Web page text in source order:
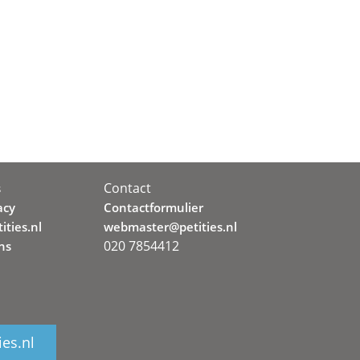
Contact
Contactformulier
webmaster@petities.nl
020 7854412